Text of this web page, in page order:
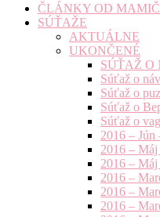
ČLÁNKY OD
SÚŤAŽE
AKTUÁLNE
UKONČENÉ
SÚŤAŽ O
Súťaž o
Súťaž o
Súťaž o
Súťaž o
2016 – Jún
2016 –
2016 –
2016 –
2016 –
2016 –